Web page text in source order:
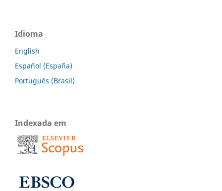
Idioma
English
Español (España)
Português (Brasil)
Indexada em